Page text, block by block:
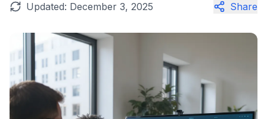
Updated: December 3, 2025 Share